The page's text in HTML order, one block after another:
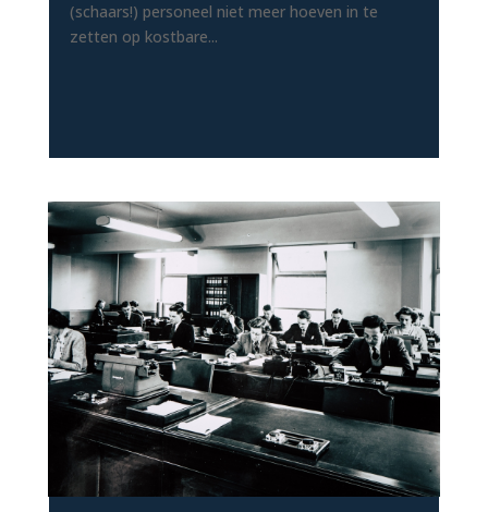
(schaars!) personeel niet meer hoeven in te
zetten op kostbare...